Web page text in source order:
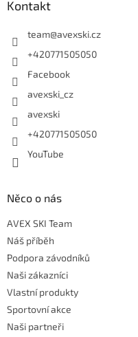
Kontakt
team@avexski.cz
+420771505050
Facebook
avexski_cz
avexski
+420771505050
YouTube
Něco o nás
AVEX SKI Team
Náš příběh
Podpora závodníků
Naši zákazníci
Vlastní produkty
Sportovní akce
Naši partneři